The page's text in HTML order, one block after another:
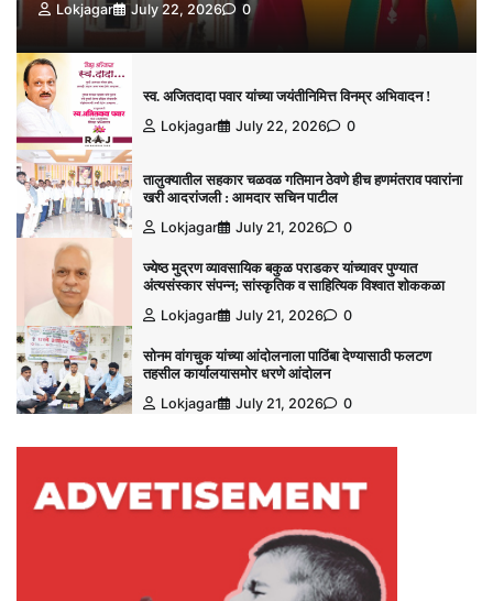
Lokjagar July 22, 2026 0
स्व. अजितदादा पवार यांच्या जयंतीनिमित्त विनम्र अभिवादन !
Lokjagar
July 22, 2026 0
तालुक्यातील सहकार चळवळ गतिमान ठेवणे हीच हणमंतराव पवारांना
खरी आदरांजली : आमदार सचिन पाटील
Lokjagar
July 21, 2026 0
ज्येष्ठ मुद्रण व्यावसायिक बकुळ पराडकर यांच्यावर पुण्यात
अंत्यसंस्कार संपन्न; सांस्कृतिक व साहित्यिक विश्‍वात शोककळा
Lokjagar
July 21, 2026 0
सोनम वांगचुक यांच्या आंदोलनाला पाठिंबा देण्यासाठी फलटण
तहसील कार्यालयासमोर धरणे आंदोलन
Lokjagar
July 21, 2026 0